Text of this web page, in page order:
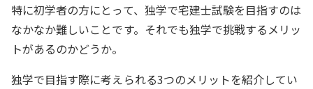
特に初学者の方にとって、独学で宅建士試験を目指すのは
なかなか難しいことです。それでも独学で挑戦するメリッ
トがあるのかどうか。
独学で目指す際に考えられる3つのメリットを紹介してい